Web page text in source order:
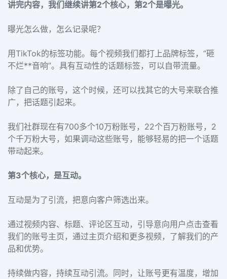
讲完内容，我们继续讲第2个核心，第2个是曝光。
曝光怎么做，怎么记录呢？
用TikTok的标签功能。每个视频我们都打上品牌标签，“砸
不烂**音响”。具有互动性的话题标签，可以自带流量。
除了自己的账号，这个时候，还可以找其它的大号来联合推
广，把话题引起来。
我们社群现在有700多个10万粉账号，22个百万粉账号，2
个千万粉大号，如果调动这些账号，能够轻易的把一个话题
带动起来。
第3个核心，是互动。
互动是为了引流，把意向客户筛选出来。
通过视频内容、标题、评论区互动，引导意向用户点击查看
我们的账号主页，通过主页介绍和更多视频，了解我们的产
品和优势。
持续做内容，持续互动引流。同时，让账号更有温度，增加